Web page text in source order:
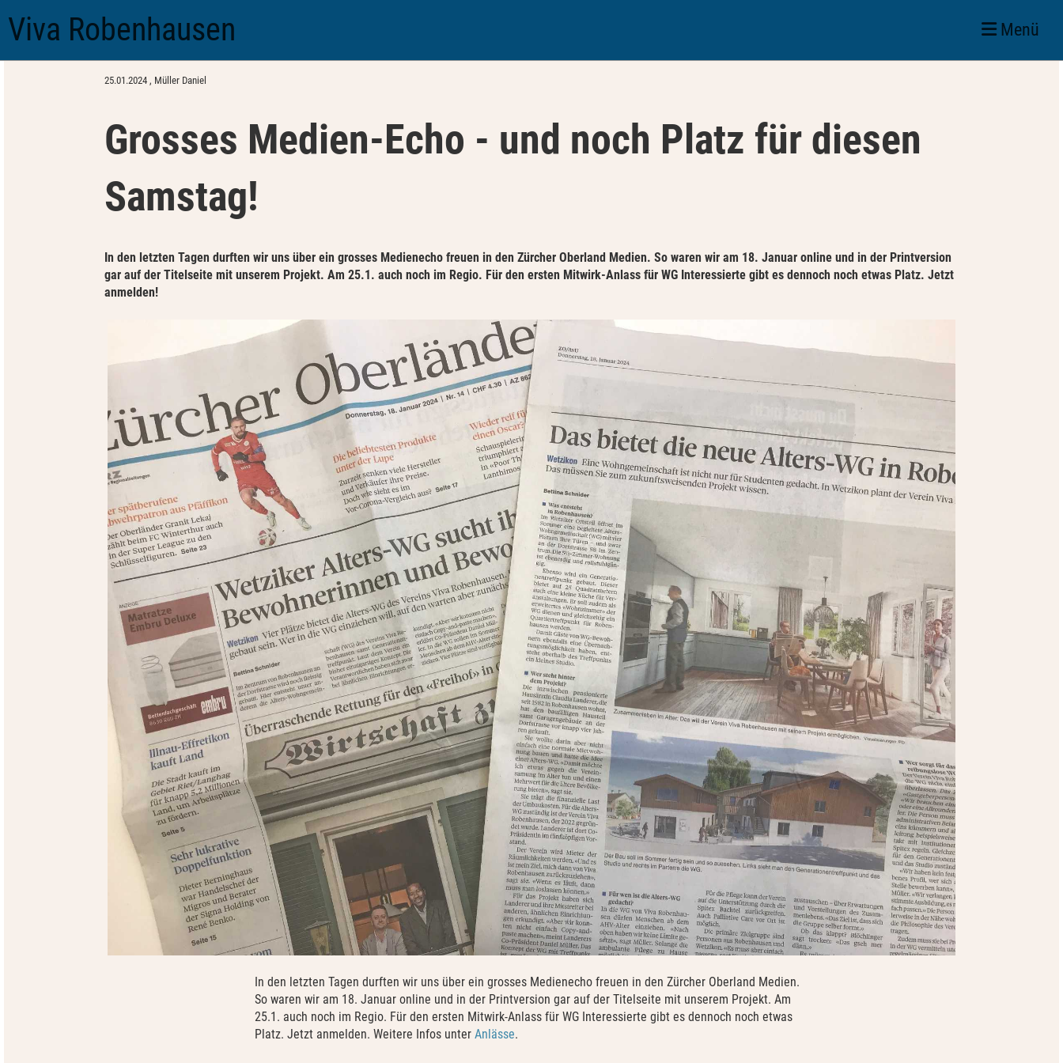
Viva Robenhausen Menü
25.01.2024 , Müller Daniel
Grosses Medien-Echo - und noch Platz für diesen
Samstag!
In den letzten Tagen durften wir uns über ein grosses Medienecho freuen in den Zürcher Oberland Medien. So waren wir am 18. Januar online und in der Printversion
gar auf der Titelseite mit unserem Projekt. Am 25.1. auch noch im Regio. Für den ersten Mitwirk-Anlass für WG Interessierte gibt es dennoch noch etwas Platz. Jetzt
anmelden!
In den letzten Tagen durften wir uns über ein grosses Medienecho freuen in den Zürcher Oberland Medien.
So waren wir am 18. Januar online und in der Printversion gar auf der Titelseite mit unserem Projekt. Am
25.1. auch noch im Regio. Für den ersten Mitwirk-Anlass für WG Interessierte gibt es dennoch noch etwas
Platz. Jetzt anmelden. Weitere Infos unter Anlässe.